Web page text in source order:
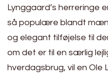
Lynggaard’s herreringe
så populære blandt
og elegant tilføjelse til
om det er til en særlig
hverdagsbrug, vil en Ole